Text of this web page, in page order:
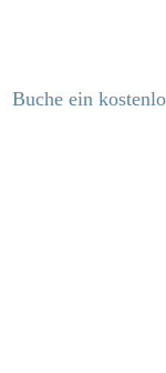
Buche ein